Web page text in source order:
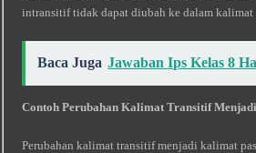
intransitif tidak dapat diubah ke dalam kalimat
Baca Juga Jawaban Ips Kelas 8
Contoh Perubahan Kalimat Transitif
Perubahan kalimat transitif menjadi kalimat